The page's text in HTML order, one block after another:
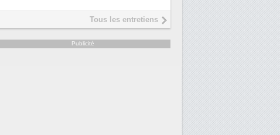
Tous les entretiens
Publicité